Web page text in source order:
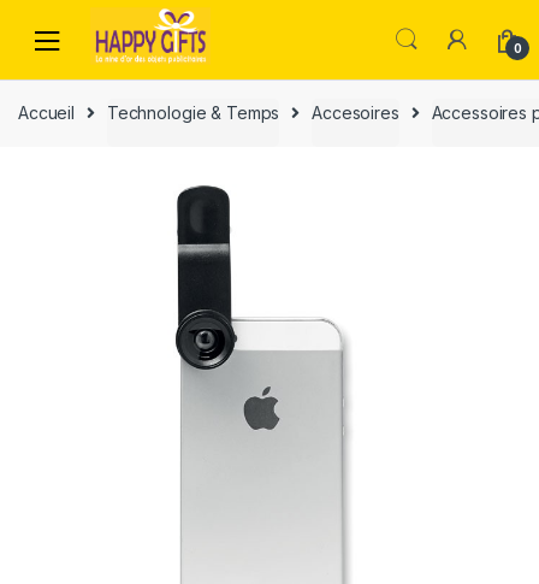
0
Accueil Technologie & Temps Accesoires Accessoires